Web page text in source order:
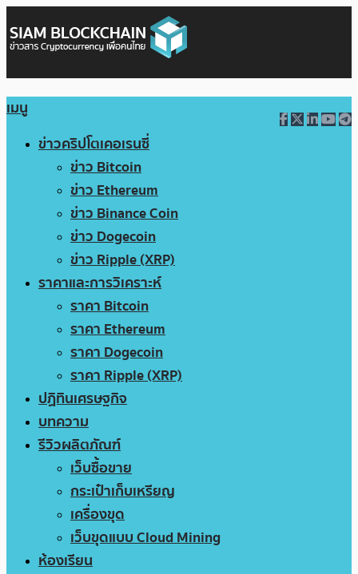
เมนู
ข่าวคริปโตเคอเรนซี่
ข่าว Bitcoin
ข่าว Ethereum
ข่าว Binance Coin
ข่าว Dogecoin
ข่าว Ripple (XRP)
ราคาและการวิเคราะห์
ราคา Bitcoin
ราคา Ethereum
ราคา Dogecoin
ราคา Ripple (XRP)
ปฏิทินเศรษฐกิจ
บทความ
รีวิวผลิตภัณฑ์
เว็บซื้อขาย
กระเป๋าเก็บเหรียญ
เครื่องขุด
เว็บขุดแบบ Cloud Mining
ห้องเรียน